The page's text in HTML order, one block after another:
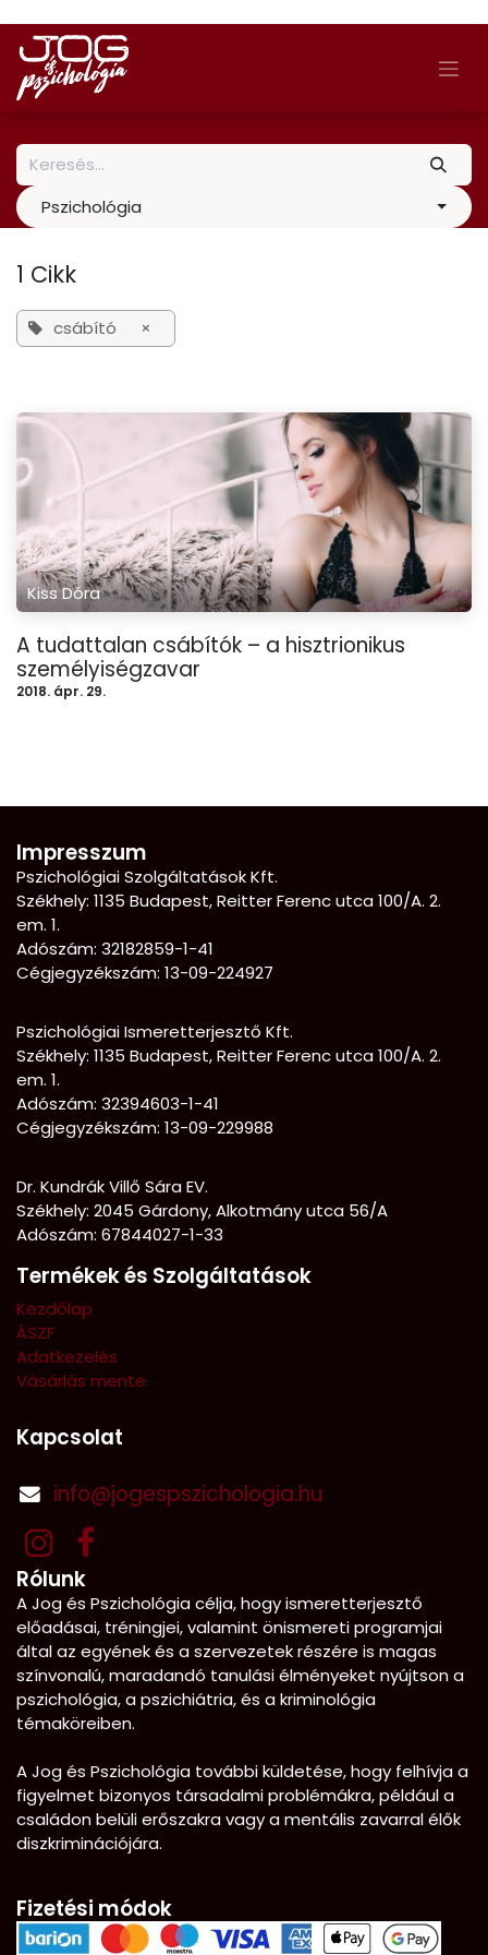
Skip to Content
Pszichológia
1 Cikk
csábító ×
Kiss Dóra
A tudattalan csábítók – a hisztrionikus
személyiségzavar
2018. ápr. 29.
Impresszum
Pszichológiai Szolgáltatások Kft.
Székhely: 1135 Budapest, Reitter Ferenc utca 100/A. 2.
em. 1.
Adószám: 32182859-1-41
Cégjegyzékszám: 13-09-224927
Pszichológiai Ismeretterjesztő Kft.
Székhely: 1135 Budapest, Reitter Ferenc utca 100/A. 2.
em. 1.
Adószám: 32394603-1-41
Cégjegyzékszám: 13-09-229988
Dr. Kundrák Villő Sára EV.
Székhely: 2045 Gárdony, Alkotmány utca 56/A
Adószám: 67844027-1-33
Termékek és Szolgáltatások
Kezdőlap
ÁSZF
Adatkezelés
Vásárlás mente
Kapcsolat
info@jogespszichologia.hu
Rólunk
A Jog és Pszichológia célja, hogy ismeretterjesztő
előadásai, tréningjei, valamint önismereti programjai
által az egyének és a szervezetek részére is magas
színvonalú, maradandó tanulási élményeket nyújtson a
pszichológia, a pszichiátria, és a kriminológia
témaköreiben.
A Jog és Pszichológia további küldetése, hogy felhívja a
figyelmet bizonyos társadalmi problémákra, például a
családon belüli erőszakra vagy a mentális zavarral élők
diszkriminációjára.
Fizetési módok